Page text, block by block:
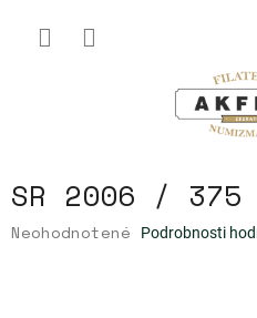
obsah
SR 2006 / 375
Priemerné
Neohodnotené Podrobnosti